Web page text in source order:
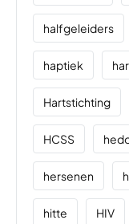
halfgeleiders
haptiek
Hartstichting
HCSS
hersenen
hitte HIV